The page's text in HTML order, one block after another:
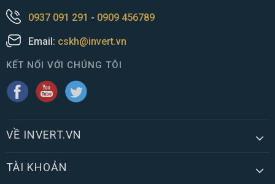
0937 091 291 - 0909 456789
Email: cskh@invert.vn
KẾT NỐI VỚI CHÚNG TÔI
VỀ INVERT.VN
TÀI KHOẢN